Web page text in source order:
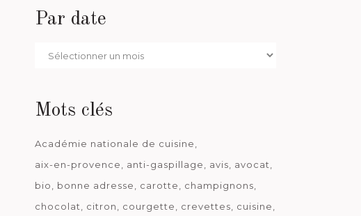
Par date
Par
Mots clés
Académie nationale de cuisine
aix-en-provence
anti-gaspillage avis
avocat
bio
bonne adresse carotte
champignons
chocolat
citron courgette crevettes
cuisine